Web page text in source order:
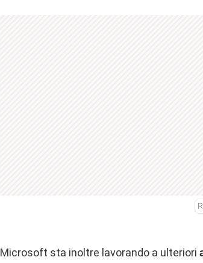
Microsoft sta inoltre lavorando a ulteriori